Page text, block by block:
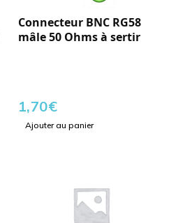
Connecteur BNC RG58
mâle 50 Ohms à sertir
1,70€
Ajouter au panier